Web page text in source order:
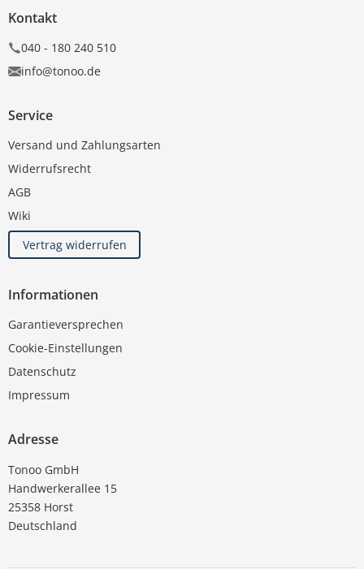
Kontakt
040 - 180 240 510
info@tonoo.de
Service
Versand und Zahlungsarten
Widerrufsrecht
AGB
Wiki
Vertrag widerrufen
Informationen
Garantieversprechen
Cookie-Einstellungen
Datenschutz
Impressum
Adresse
Tonoo GmbH
Handwerkerallee 15
25358 Horst
Deutschland